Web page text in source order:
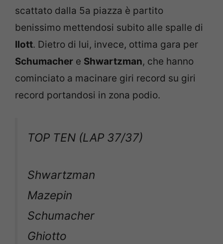
scattato dalla 5a piazza è partito
benissimo mettendosi subito alle spalle di
Ilott. Dietro di lui, invece, ottima gara per
Schumacher e Shwartzman, che hanno
cominciato a macinare giri record su giri
record portandosi in zona podio.
TOP TEN (LAP 37/37)
Shwartzman
Mazepin
Schumacher
Ghiotto